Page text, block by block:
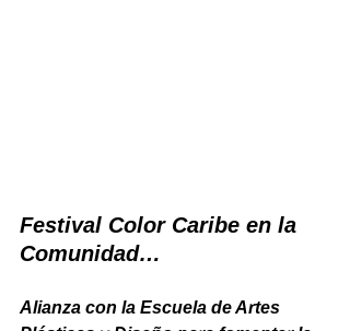
Festival Color Caribe en la
Comunidad…
Alianza con la Escuela de Artes